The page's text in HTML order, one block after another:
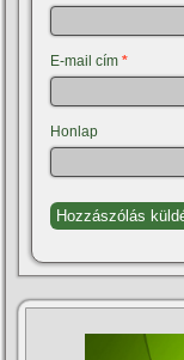
E-mail cím*
Honlap